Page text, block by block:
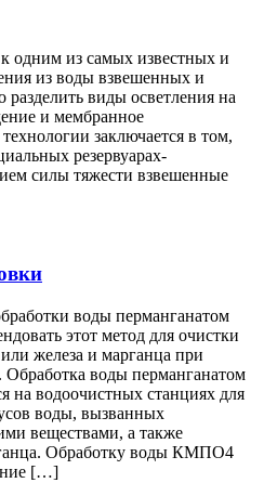
одним из самых известных и
из воды взвешенных и
виды осветления на
и мембранное
заключается в том,
резервуарах-
силы тяжести взвешенные
воды перманганатом
этот метод для очистки
железа и марганца при
воды перманганатом
водоочистных станциях для
воды, вызванных
веществами, а также
Обработку воды КМПО4
[…]